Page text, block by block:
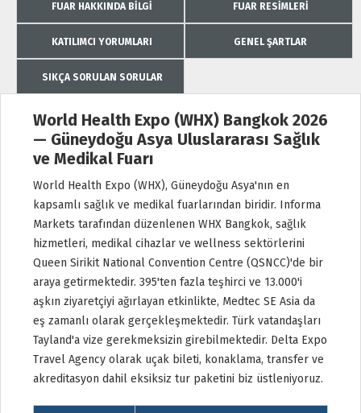
FUAR HAKKINDA BILGI FUAR RESIMLERI
KATILIMCI YORUMLARI GENEL ŞARTLAR
SIKÇA SORULAN SORULAR
World Health Expo (WHX) Bangkok 2026
— Güneydoğu Asya Uluslararası Sağlık
ve Medikal Fuarı
World Health Expo (WHX), Güneydoğu Asya'nın en
kapsamlı sağlık ve medikal fuarlarından biridir. Informa
Markets tarafından düzenlenen WHX Bangkok, sağlık
hizmetleri, medikal cihazlar ve wellness sektörlerini
Queen Sirikit National Convention Centre (QSNCC)'de bir
araya getirmektedir. 395'ten fazla teşhirci ve 13.000'i
aşkın ziyaretçiyi ağırlayan etkinlikte, Medtec SE Asia da
eş zamanlı olarak gerçekleşmektedir. Türk vatandaşları
Tayland'a vize gerekmeksizin girebilmektedir. Delta Expo
Travel Agency olarak uçak bileti, konaklama, transfer ve
akreditasyon dahil eksiksiz tur paketini biz üstleniyoruz.